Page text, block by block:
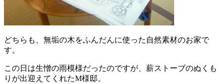
どちらも、無垢の木をふんだんに使った自然素材のお家で
す。
この日は生憎の雨模様だったのですが、薪ストーブのぬくも
りが出迎えてくれたM様邸。